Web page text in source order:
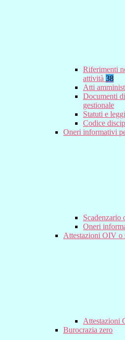
Riferimenti
attività 38
Atti
Documenti
gestionale
Statuti e
Codice
Oneri informativi
Scadenzario
Oneri
Attestazioni OIV o
Attestazioni
Burocrazia zero